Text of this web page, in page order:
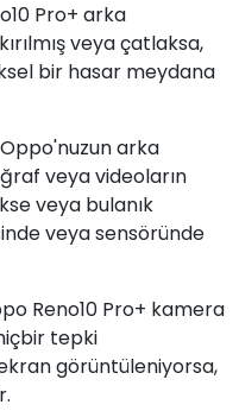
Pro+ arka
veya çatlaksa,
bir hasar meydana
arka
veya videoların
veya bulanık
veya sensöründe
Reno10 Pro+ kamera
tepki
görüntüleniyorsa,